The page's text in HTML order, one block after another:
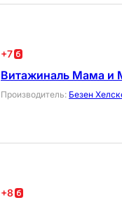
+7
Витажиналь Мама и
Производитель: Безен
+8